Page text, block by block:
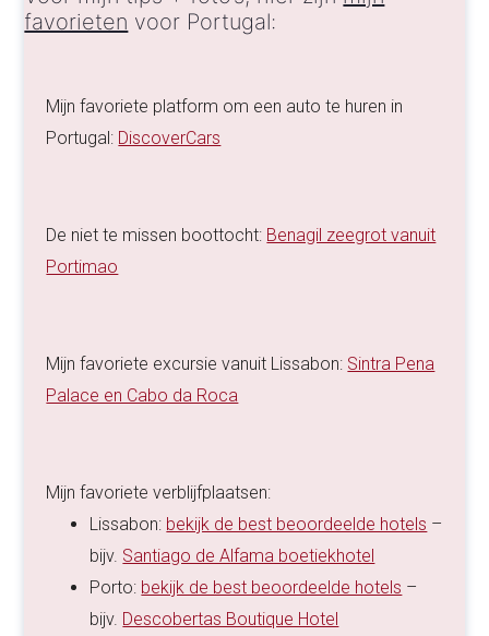
favorieten voor Portugal:
Mijn favoriete platform om een auto te huren in
Portugal: DiscoverCars
De niet te missen boottocht: Benagil zeegrot vanuit
Portimao
Mijn favoriete excursie vanuit Lissabon: Sintra Pena
Palace en Cabo da Roca
Mijn favoriete verblijfplaatsen:
Lissabon: bekijk de best beoordeelde hotels –
bijv. Santiago de Alfama boetiekhotel
Porto: bekijk de best beoordeelde hotels –
bijv. Descobertas Boutique Hotel